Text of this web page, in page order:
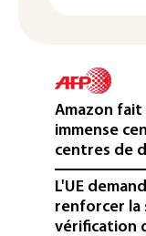
Amazon fait
immense
centres de
L'UE
renforcer la
vérification